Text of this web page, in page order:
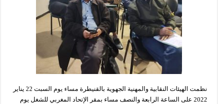
نظمت الهيئات النقابية والمهنية الجهوية بالقنيطرة مساء يوم السبت 22 يناير
2022 على الساعة الرابعة والنصف مساء بمقر الإتحاد المغربي للشغل يوم